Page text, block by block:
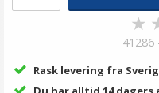
★
41286
Rask levering fra